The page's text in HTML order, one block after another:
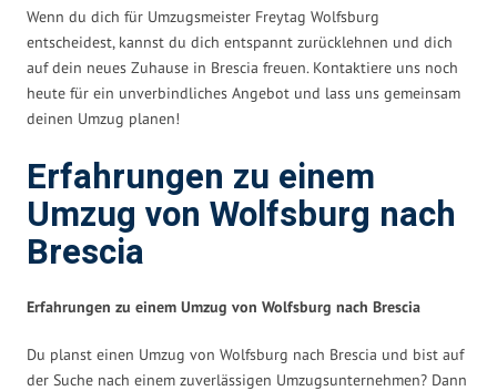
Wenn du dich für Umzugsmeister Freytag Wolfsburg
entscheidest, kannst du dich entspannt zurücklehnen und dich
auf dein neues Zuhause in Brescia freuen. Kontaktiere uns noch
heute für ein unverbindliches Angebot und lass uns gemeinsam
deinen Umzug planen!
Erfahrungen zu einem
Umzug von Wolfsburg nach
Brescia
Erfahrungen zu einem Umzug von Wolfsburg nach Brescia
Du planst einen Umzug von Wolfsburg nach Brescia und bist auf
der Suche nach einem zuverlässigen Umzugsunternehmen? Dann